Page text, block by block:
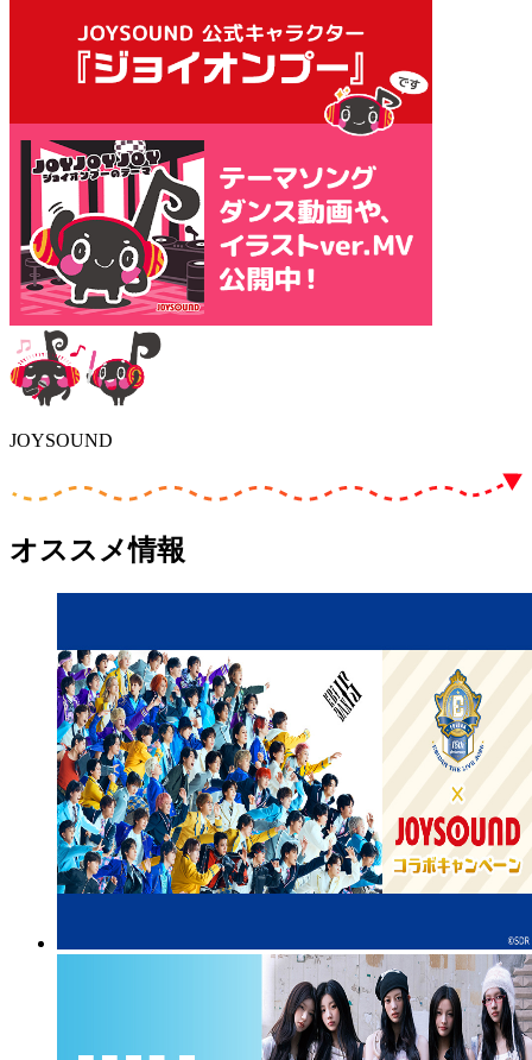
JOYSOUND
オススメ情報